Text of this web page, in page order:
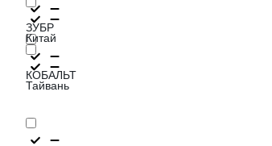
ЗУБР
КОБАЛЬТ
Китай
Тайвань